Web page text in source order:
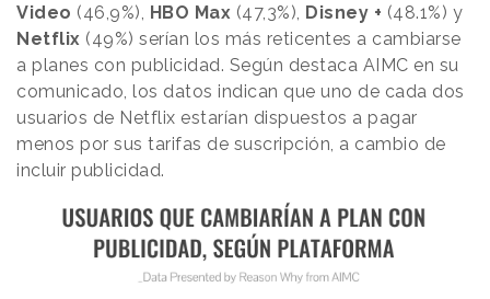
Video (46,9%), HBO Max (47,3%), Disney + (48.1%) y
Netflix (49%) serían los más reticentes a cambiarse
a planes con publicidad. Según destaca AIMC en su
comunicado, los datos indican que uno de cada dos
usuarios de Netflix estarían dispuestos a pagar
menos por sus tarifas de suscripción, a cambio de
incluir publicidad.